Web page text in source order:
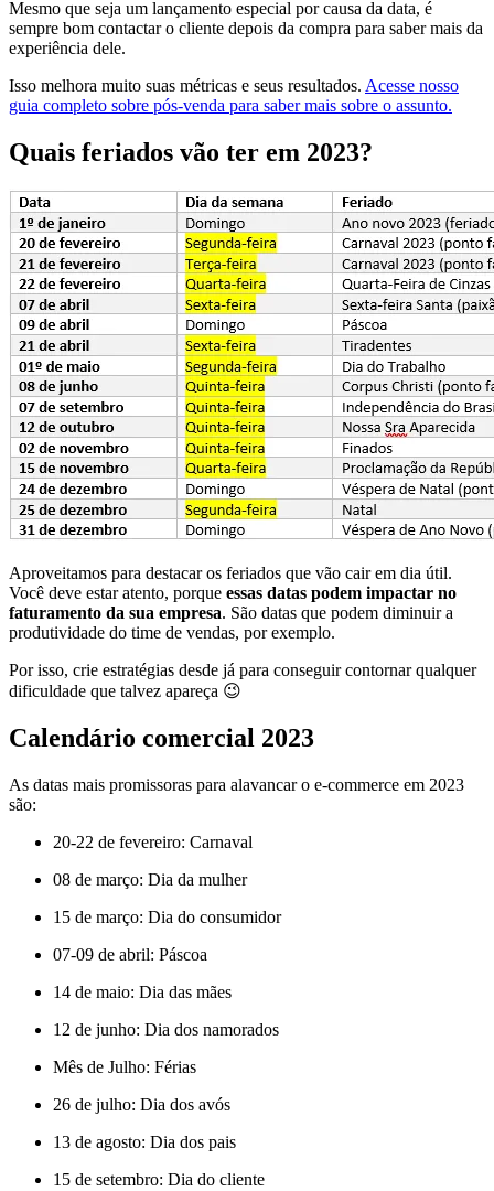
Mesmo que seja um lançamento especial por causa da data, é
sempre bom contactar o cliente depois da compra para saber mais da
experiência dele.
Isso melhora muito suas métricas e seus resultados. Acesse nosso
guia completo sobre pós-venda para saber mais sobre o assunto.
Quais feriados vão ter em 2023?
Aproveitamos para destacar os feriados que vão cair em dia útil.
Você deve estar atento, porque essas datas podem impactar no
faturamento da sua empresa. São datas que podem diminuir a
produtividade do time de vendas, por exemplo.
Por isso, crie estratégias desde já para conseguir contornar qualquer
dificuldade que talvez apareça 😉
Calendário comercial 2023
As datas mais promissoras para alavancar o e-commerce em 2023
são:
20-22 de fevereiro: Carnaval
08 de março: Dia da mulher
15 de março: Dia do consumidor
07-09 de abril: Páscoa
14 de maio: Dia das mães
12 de junho: Dia dos namorados
Mês de Julho: Férias
26 de julho: Dia dos avós
13 de agosto: Dia dos pais
15 de setembro: Dia do cliente